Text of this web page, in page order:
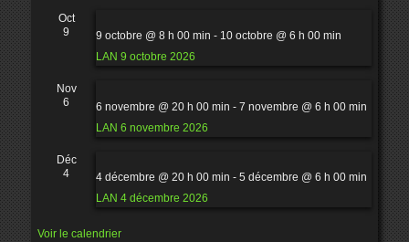
Oct
9
9 octobre @ 8 h 00 min - 10 octobre @ 6 h 00 min
LAN 9 octobre 2026
Nov
6
6 novembre @ 20 h 00 min - 7 novembre @ 6 h 00 min
LAN 6 novembre 2026
Déc
4
4 décembre @ 20 h 00 min - 5 décembre @ 6 h 00 min
LAN 4 décembre 2026
Voir le calendrier